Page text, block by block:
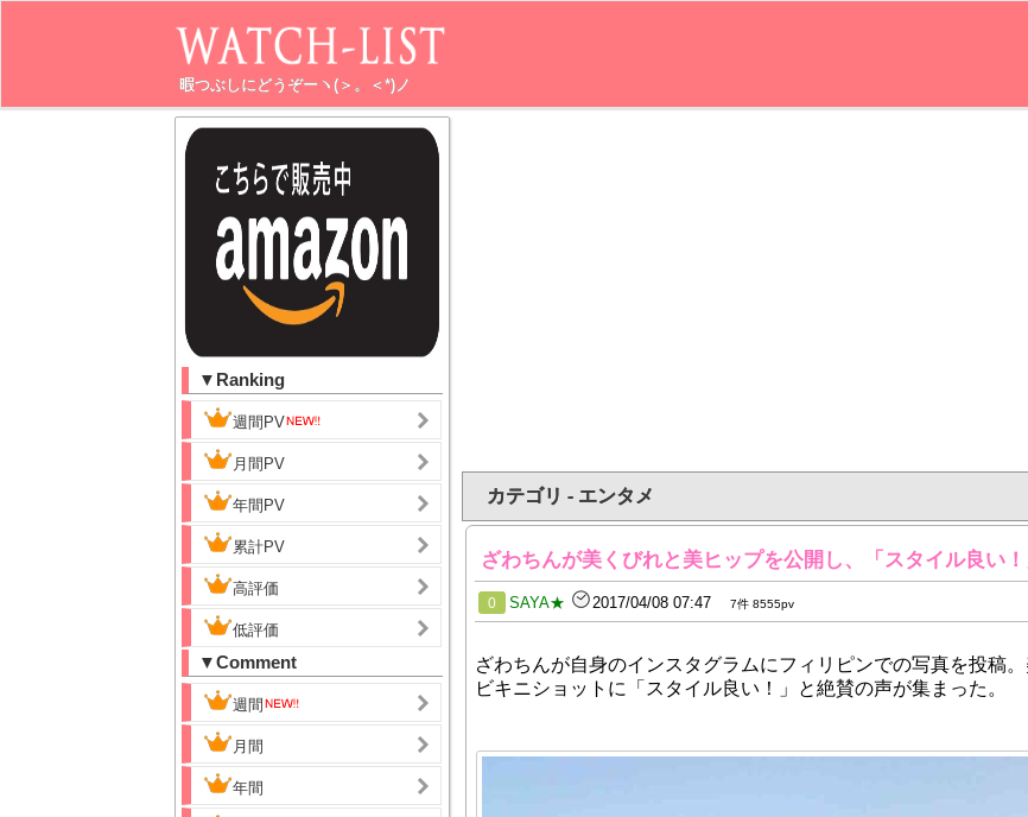
暇つぶしにどうぞーヽ(＞。＜*)ノ
▼Ranking
週間PV
月間PV
年間PV
累計PV
高評価
低評価
▼Comment
週間
月間
年間
カテゴリ - エンタメ
ざわちんが美くびれと美ヒップを公開し、「スタイル良い
0 SAYA★ 2017/04/08 07:47 7件 8555pv
ざわちんが自身のインスタグラムにフィリピンでの写真を投稿
ビキニショットに「スタイル良い！」と絶賛の声が集まった。